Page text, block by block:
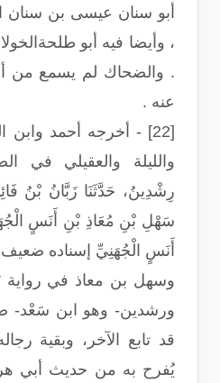
أبو سنان عيسى بن
، وأيضا فيه أبو
. والضحاك لم يسمع من
عنه .
[22] - أخرجه أحمد
والليلة والعقيلي في
سَهْلِ بْنِ مُعَاذِ بْنِ أَنَسٍ
أَنَسٍ الْجُهَنِيِّ إسناده
وسهل بن معاذ في رواية
ورشدين- وهو ابن سَعْد-
قد تابع الآخر، وبقية
يُفرح به من حديث أبي